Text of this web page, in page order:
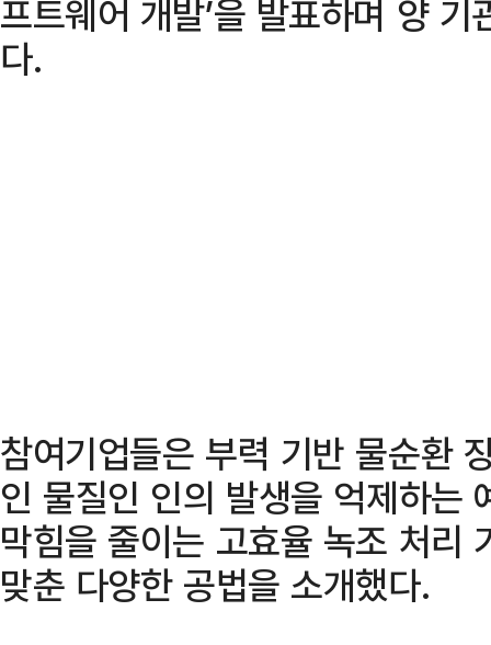
프트웨어 개발’을 발표하며 양
다.
참여기업들은 부력 기반 물순환
인 물질인 인의 발생을 억제하는
막힘을 줄이는 고효율 녹조 처리
맞춘 다양한 공법을 소개했다.